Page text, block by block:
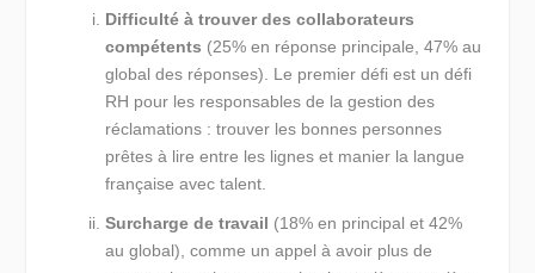
Difficulté à trouver des collaborateurs
compétents (25% en réponse principale, 47% au
global des réponses). Le premier défi est un défi
RH pour les responsables de la gestion des
réclamations : trouver les bonnes personnes
prêtes à lire entre les lignes et manier la langue
française avec talent.
Surcharge de travail (18% en principal et 42%
au global), comme un appel à avoir plus de